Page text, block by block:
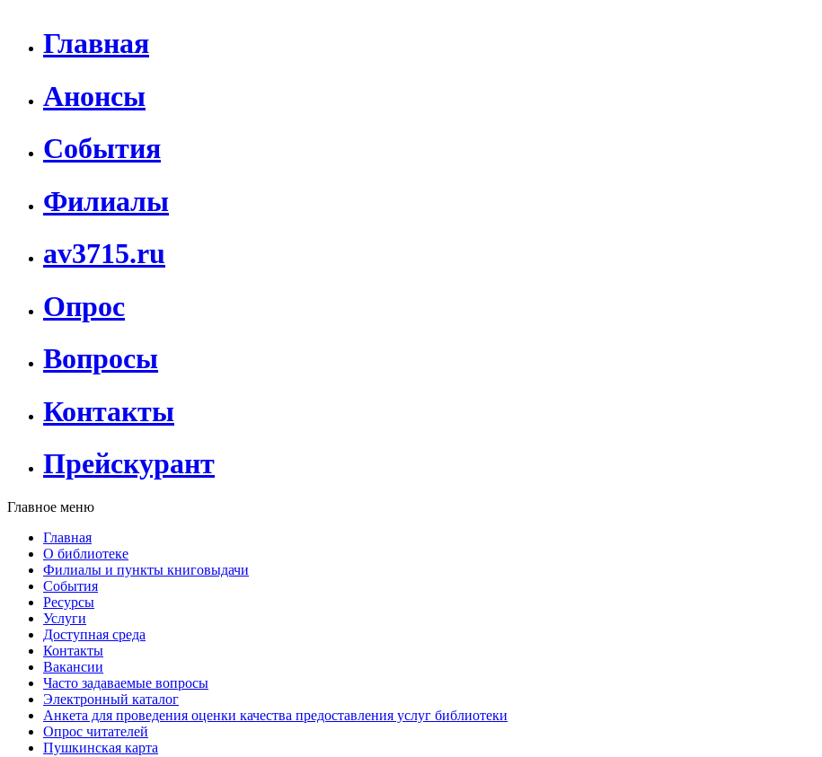
Главная
Анонсы
События
Филиалы
av3715.ru
Опрос
Вопросы
Контакты
Прейскурант
Главное меню
Главная
О библиотеке
Филиалы и пункты книговыдачи
События
Ресурсы
Услуги
Доступная среда
Контакты
Вакансии
Часто задаваемые вопросы
Электронный каталог
Анкета для проведения оценки качества предоставления услуг библиотеки
Опрос читателей
Пушкинская карта